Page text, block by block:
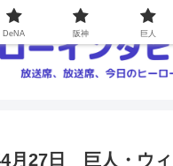
4月27日 巨人・ウ
DeNA 阪神 巨人